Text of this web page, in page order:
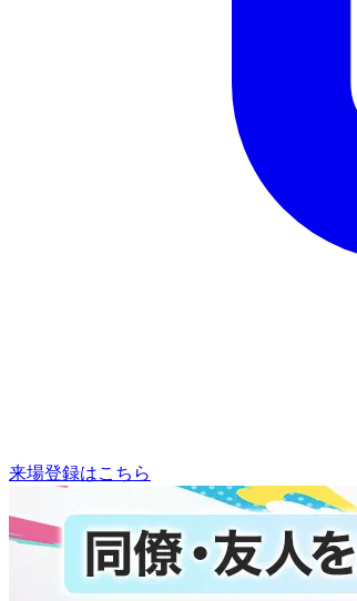
来場登録はこちら